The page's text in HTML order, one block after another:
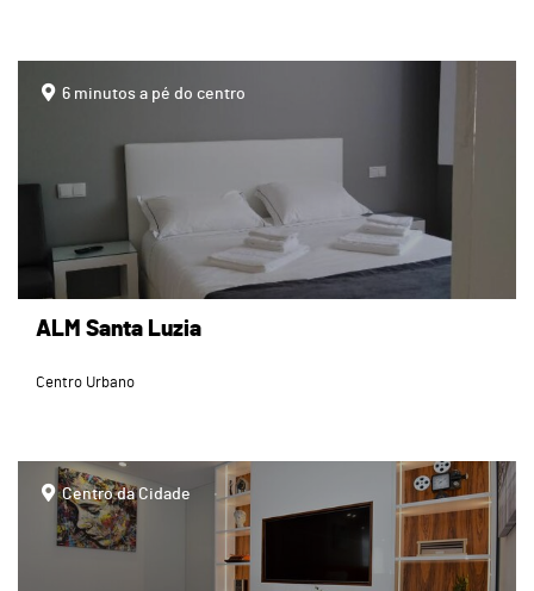
6 minutos a pé do centro
ALM Santa Luzia
Centro Urbano
page
Centro da Cidade